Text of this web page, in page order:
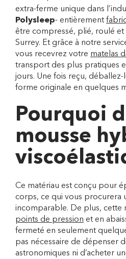
extra-ferme unique dans
Polysleep- entièrement
être compressé, plié, roulé et
Surrey. Et grâce à notre
vous recevrez votre matelas
transport des plus pratiques
jours. Une fois reçu,
forme originale en quelques
Pourquoi
mousse
Ce matériau est conçu pour
corps, ce qui vous procurera
incomparable. De plus, cette
points de pression et en
fermeté en seulement
pas nécessaire de dépenser
astronomiques ni d’acheter